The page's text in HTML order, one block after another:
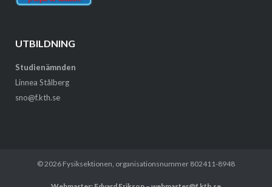
UTBILDNING
Studienämnden
Linnea Stålberg
sno@f.kth.se
© 2026 Fysiksektionen , organisationsnummer 802411-8948